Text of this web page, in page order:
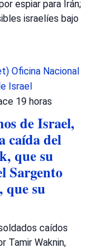
espiar para Irán;
israelíes bajo
Oficina Nacional
Israel
19 horas
de Israel,
caída del
que su
Sargento
que su
caídos
Tamir Waknin,